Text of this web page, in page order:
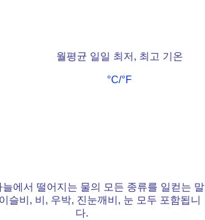
월평균 일일 최저, 최고 기온
°C/°F
늘에서 떨어지는 물의 모든 종류를 일컫는 말
슬비, 비, 우박, 진눈깨비, 눈 모두 포함됩니
다.